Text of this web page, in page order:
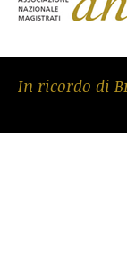
In ricordo di